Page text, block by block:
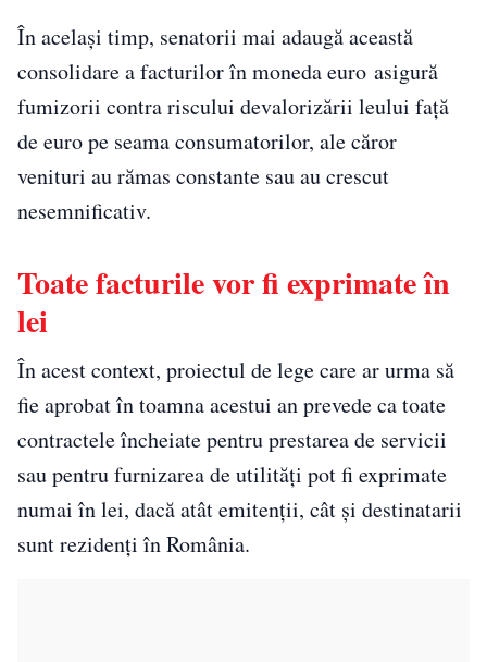
În același timp, senatorii mai adaugă această
consolidare a facturilor în moneda euro asigură
fumizorii contra riscului devalorizării leului faţă
de euro pe seama consumatorilor, ale căror
venituri au rămas constante sau au crescut
nesemnificativ.
Toate facturile vor fi exprimate în
lei
În acest context, proiectul de lege care ar urma să
fie aprobat în toamna acestui an prevede ca toate
contractele încheiate pentru prestarea de servicii
sau pentru furnizarea de utilităţi pot fi exprimate
numai în lei, dacă atât emitenţii, cât şi destinatarii
sunt rezidenţi în România.